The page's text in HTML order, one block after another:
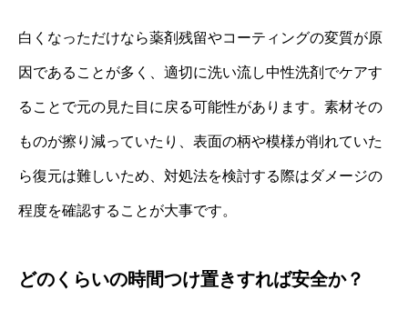
白くなっただけなら薬剤残留やコーティングの変質が原
因であることが多く、適切に洗い流し中性洗剤でケアす
ることで元の見た目に戻る可能性があります。素材その
ものが擦り減っていたり、表面の柄や模様が削れていた
ら復元は難しいため、対処法を検討する際はダメージの
程度を確認することが大事です。
どのくらいの時間つけ置きすれば安全か？